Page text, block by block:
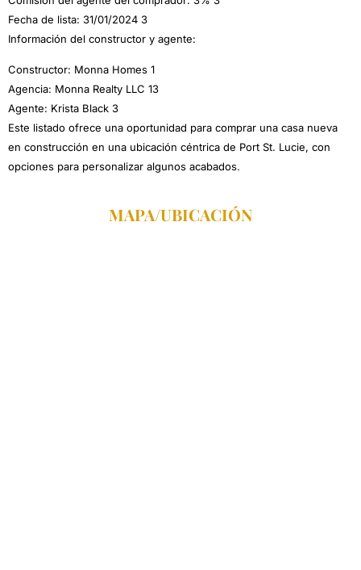
Fecha de lista: 31/01/2024 3
Información del constructor y agente:
Constructor: Monna Homes 1
Agencia: Monna Realty LLC 13
Agente: Krista Black 3
Este listado ofrece una oportunidad para comprar una casa nueva
en construcción en una ubicación céntrica de Port St. Lucie, con
opciones para personalizar algunos acabados.
MAPA/UBICACIÓN